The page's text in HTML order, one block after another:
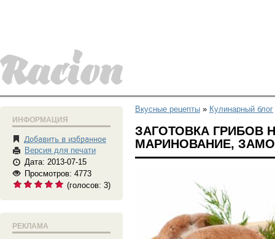
Вкусные рецепты » Кулинарный блог
ИНФОРМАЦИЯ
Версия для печати
Дата: 2013-07-15
Просмотров: 4773
(голосов: 3)
РЕКЛАМА
ЗАГОТОВКА ГРИБОВ
МАРИНОВАНИЕ,